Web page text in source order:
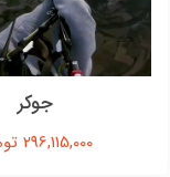
جوکر
296,115,000 تومان